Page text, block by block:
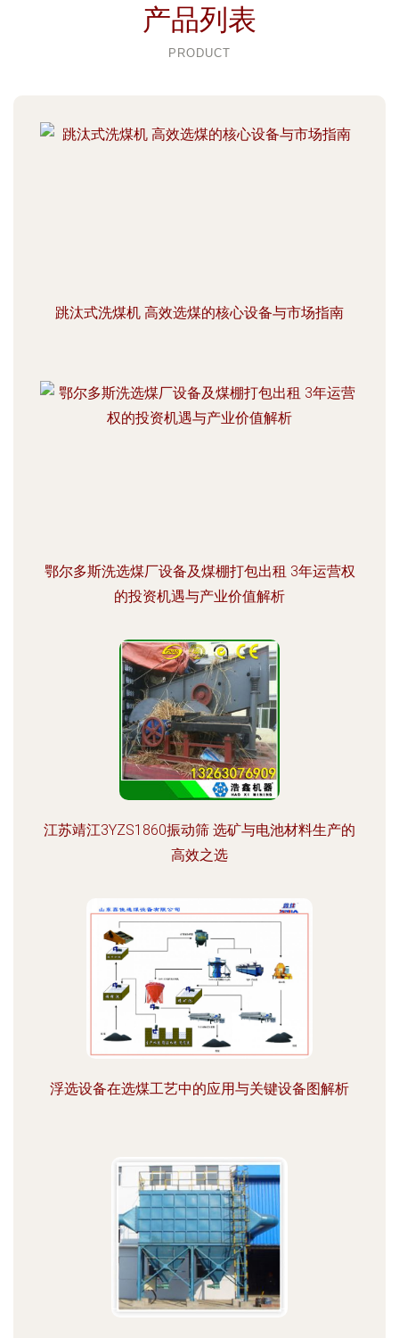
产品列表
PRODUCT
跳汰式洗煤机 高效选煤的核心设备与市场指南
鄂尔多斯洗选煤厂设备及煤棚打包出租 3年运营权
的投资机遇与产业价值解析
江苏靖江3YZS1860振动筛 选矿与电池材料生产的
高效之选
浮选设备在选煤工艺中的应用与关键设备图解析